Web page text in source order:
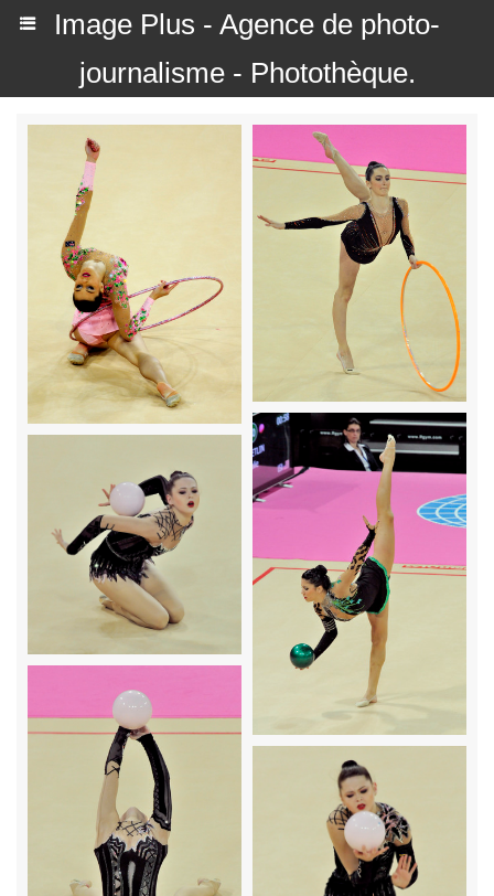
Image Plus - Agence de photo-
journalisme - Photothèque.